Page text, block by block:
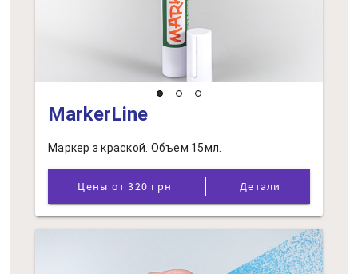
MarkerLine
Маркер з краской. Объем 15мл.
Цены от 320 грн Детали